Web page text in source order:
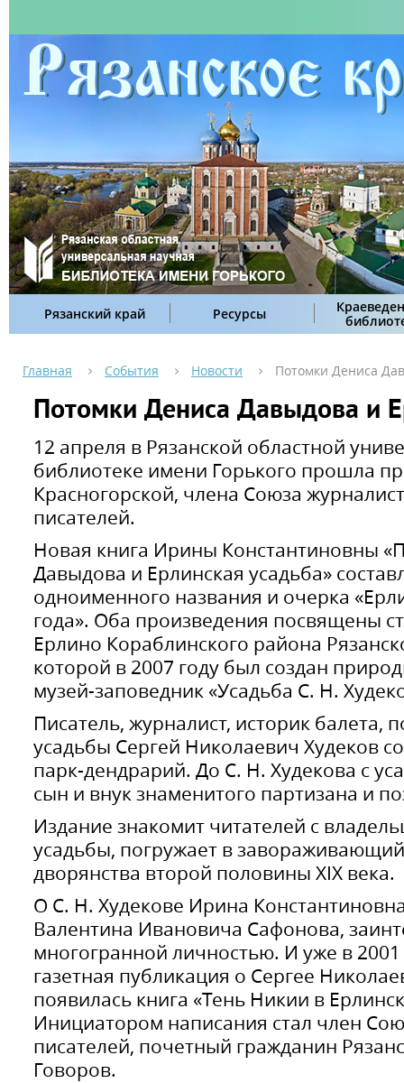
Рязанский край Ресурсы
Главная События Новости Потомки Дениса
Потомки Дениса Давыдова и
12 апреля в Рязанской областной
библиотеке имени Горького прошла
Красногорской, члена Союза
писателей.
Новая книга Ирины Константиновны
Давыдова и Ерлинская усадьба»
одноименного названия и очерка
года». Оба произведения посвящены
Ерлино Кораблинского района
которой в 2007 году был создан
музей-заповедник «Усадьба С. Н.
Писатель, журналист, историк балета,
усадьбы Сергей Николаевич Худеков
парк-дендрарий. До С. Н. Худекова с
сын и внук знаменитого партизана и
Издание знакомит читателей с
усадьбы, погружает в
дворянства второй половины XIX века.
О С. Н. Худекове Ирина
Валентина Ивановича Сафонова,
многогранной личностью. И уже в
газетная публикация о Сергее
появилась книга «Тень Никии в
Инициатором написания стал член
писателей, почетный гражданин
Говоров.